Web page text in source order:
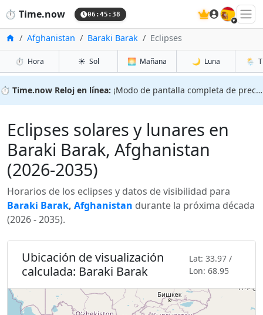
⏱️ Time.now 06:45:39 🇪🇸
InicioAfghanistan Baraki Barak Eclipses
⏱️ Hora ☀️ Sol 🌅 Mañana 🌙 Luna 🌦️
⏱️ Time.now Reloj en línea: ¡Modo de pantalla completa de precisión!
Eclipses solares y lunares en
Baraki Barak, Afghanistan
(2026-2035)
Horarios de los eclipses y datos de visibilidad para
Baraki Barak, Afghanistan durante la próxima década
(2026 - 2035).
Ubicación de visualización
calculada: Baraki Barak
Lat: 33.97 /
Lon: 68.95